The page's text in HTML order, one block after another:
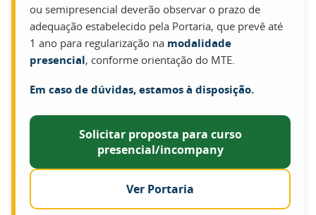
ou semipresencial deverão observar o prazo de
adequação estabelecido pela Portaria, que prevê até
1 ano para regularização na modalidade
presencial, conforme orientação do MTE.
Em caso de dúvidas, estamos à disposição.
Solicitar proposta para curso
presencial/incompany
Ver Portaria